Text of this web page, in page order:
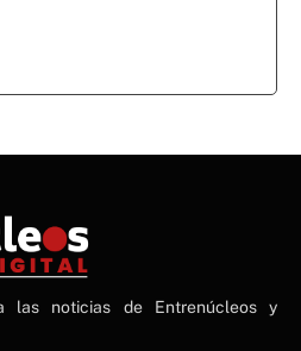
las noticias de Entrenúcleos y